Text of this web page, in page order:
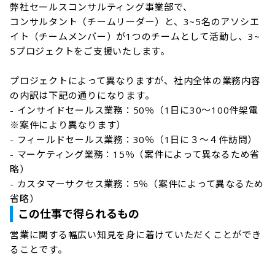
弊社セールスコンサルティング事業部で、
コンサルタント（チームリーダー）と、3~5名のアソシエ
イト（チームメンバー）が1つのチームとして活動し、3~
5プロジェクトをご支援いたします。
プロジェクトによって異なりますが、社内全体の業務内容
の内訳は下記の通りになります。
- インサイドセールス業務：50％（1日に30～100件架電
※案件により異なります）
- フィールドセールス業務：30％（1日に３～４件訪問）
- マーケティング業務：15％（案件によって異なるため省
略）
- カスタマーサクセス業務：5％（案件によって異なるため
省略）
この仕事で得られるもの
営業に関する幅広い知見を身に着けていただくことができ
ることです。